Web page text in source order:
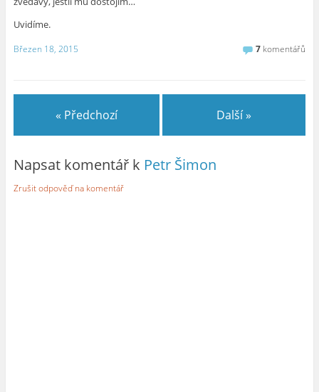
Uvidíme.
Březen 18, 2015 7 komentářů
« Předchozí Další »
Napsat komentář k Petr Šimon
Zrušit odpověď na komentář